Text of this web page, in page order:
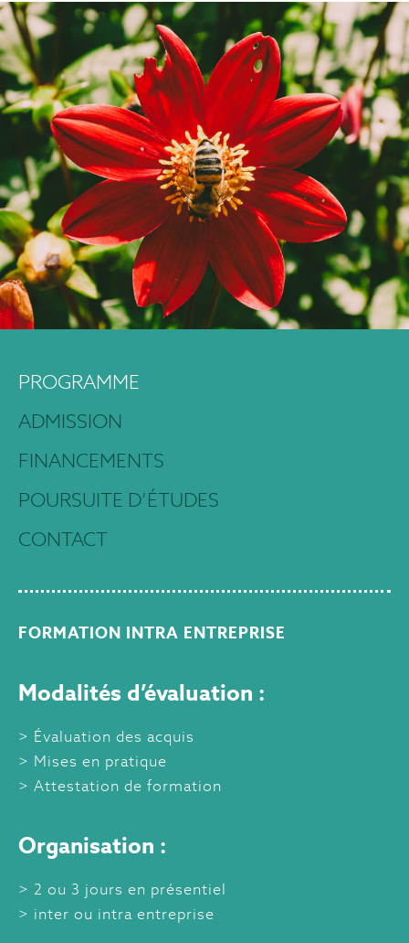
PROGRAMME
ADMISSION
FINANCEMENTS
POURSUITE D’ÉTUDES
CONTACT
FORMATION INTRA ENTREPRISE
Modalités d’évaluation :
Évaluation des acquis
Mises en pratique
Attestation de formation
Organisation :
2 ou 3 jours en présentiel
inter ou intra entreprise